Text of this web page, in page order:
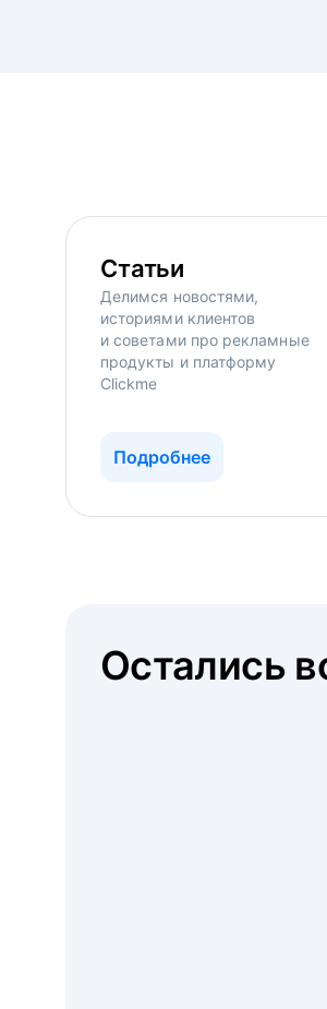
Статьи
Делимся новостями,
историями клиентов
и советами про рекламные
продукты и платформу
Clickme
Подробнее
Остались